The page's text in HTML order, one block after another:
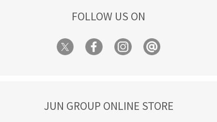
FOLLOW US ON
JUN GROUP ONLINE STORE